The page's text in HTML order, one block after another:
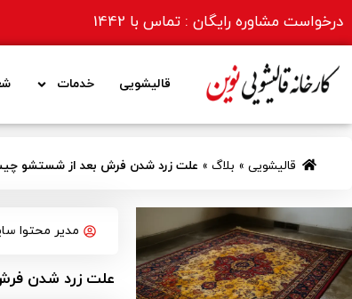
درخواست مشاوره رایگان : تماس با 1442
قالیشویی خدمات
قالیشویی » بلاگ » علت زرد شدن فرش بعد از شستشو
مدیر محتوا
علت زرد شدن